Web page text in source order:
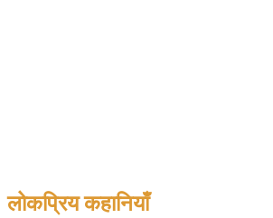
लोकप्रिय कहानियाँ